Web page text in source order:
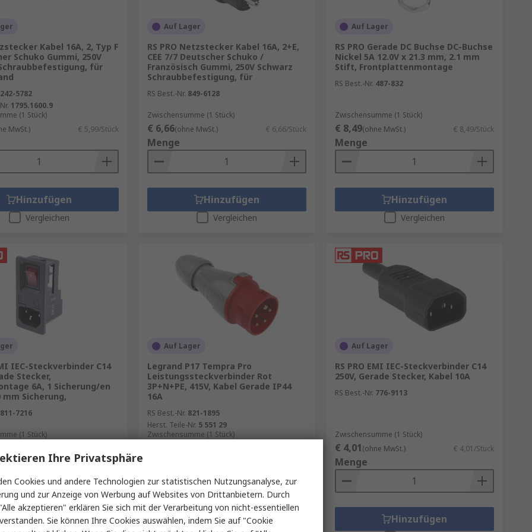
Kabel 16A, 2, Typ F
Schuko Gummi, 250V
für
242-5782
1795.1600.9
(1 Stück)
MwSt.) € 5,99/Stück
Hinzufügen
Vergleichen
Auf Lager
RS PRO Netzstecker Kabel 16A, 2+E,
CEE 7/7 Deutscher Schuko /
Französisch Gummi, 250V Schwarz
Schraubbefestigung, für
RS Best.-Nr. 849-6128
Zwischensumme (1 Stück)
€ 6,66(ohne MwSt.) € 6,66/Stück
Menge
Hinzufügen
Vergleichen
Auf Lager
RS PRO Gerade DC Buchse DC-Buchse
Nickel 5A 12.0V x 21.3 mm, 2.1 mm
Stift, Frontplattenmontage
RS Best.-Nr. 487-832
Zwischensumme (1 Stück)
€ 8,49(ohne MwSt.) € 8,49/Stück
Menge
Hinzufügen
Vergleichen
IEC-Steckverbinder C14
Stecker,
6A, 1 Sicherung/en
mm Sicherung,
811-7216
(1 Stück)
Hinzufügen
Auf Lager
Legrand P17 Tempra Pro
Leistungssteckverbinder Rot
3P+N+PE, 415V, Kabel Gerade IP44
16A
RS Best.-Nr. 821-1895
Herst. Teile-Nr. 5 551 29
Zwischensumme (1 Stück)
Hinzufügen
Auf Lager
RS PRO EMI IEC-Steckverbinder C14
250V, Gerade Stecker, Kabel 10A
RS Best.-Nr. 776-9113
Zwischensumme (1 Stück)
€ 4,01(ohne MwSt.) € 4,01/Stück
Menge
Hinzufügen
Ihre Privatsphäre
Cookies und andere Technologien zur statistischen Nutzungsanalyse, zur
und zur Anzeige von Werbung auf Websites von Drittanbietern. Durch
akzeptieren" erklären Sie sich mit der Verarbeitung von nicht-essentiellen
Sie können Ihre Cookies auswählen, indem Sie auf "Cookie